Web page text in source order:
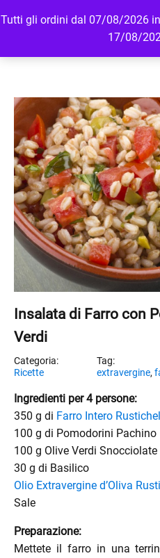
Tutti gli ordini dal 07/08/2026
17/08/
MENU
Insalata di Farro con
Verdi
Ricette extravergine,
Ingredienti per 4 persone:
350 g di Farro Intero
100 g di Pomodorini Pachino
100 g Olive Verdi Snocciolate
30 g di Basilico
Olio Extravergine d’Oliva
Sale
Preparazione:
Mettete il farro in una